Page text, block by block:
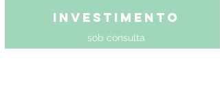
Investimento
sob consulta